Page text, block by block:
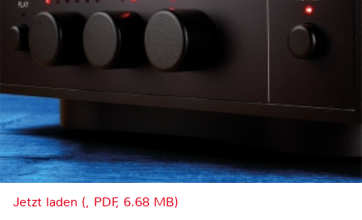
Jetzt laden (, PDF, 6.68 MB)